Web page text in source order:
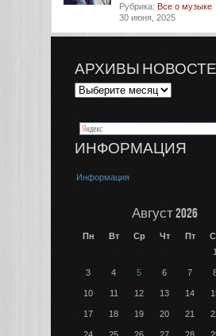
Рубрика: Все о музыке
30 июня, 2025
АРХИВЫ
ИНФОРМАЦИЯ
Информация
Август 2026
Пн Вт Ср Чт Пт
1
3 4 5 6 7
10 11 12 13 14
17 18 19 20 21